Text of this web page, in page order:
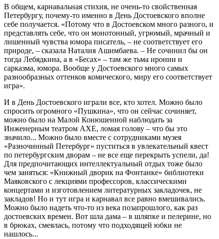
В общем, карнавальная стихия, не очень-то свойственная
Петербургу, почему-то именно в День Достоевского вполне
себе получается. «Потому что в Достоевском много разного, и
представлять себе, что он монотонный, угрюмый, мрачный и
лишенный чувства юмора писатель, – не соответствует его
природе, – сказала Наталия Ашимбаева. – Не сочинил бы он
тогда Лебядкина, а в «Бесах» – там же тьма иронии и
сарказма, юмора. Вообще у Достоевского много самых
разнообразных оттенков комического, миру его соответствует
игра».
И в День Достоевского играли все, кто хотел. Можно было
спросить огромного «Пушкина», что он сейчас сочиняет,
можно было на Малой Конюшенной наблюдать за
Инженерным театром АХЕ, ломая голову – что бы это
значило... Можно было вместе с сотрудниками музея
«Разночинный Петербург» пуститься в увлекательный квест
по петербургским дворам – не все еще перекрыть успели, да!
Для предпочитающих интеллектуальный отдых тоже было
чем заняться: «Книжный дворик на Фонтанке» библиотеки
Маяковского с лекциями профессоров, классическими
концертами и изготовлением литературных закладочек, не
закладов! Но и тут игра и карнавал все равно вмешивались.
Можно было надеть что-то из века позапрошлого, как раз
достоевских времен. Вот шла дама – в шляпке и пелерине, но
в брюках, смеялась, потому что подходящей юбки не
нашлось...